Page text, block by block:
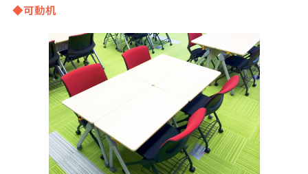
◆可動机